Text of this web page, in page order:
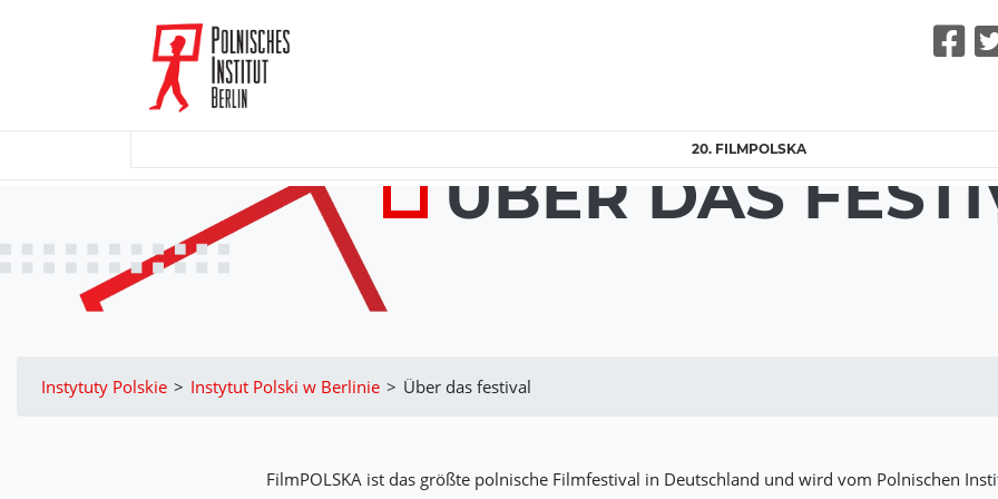
20. FILMPOLSKA
ÜBER DAS
Instytuty Polskie > Instytut Polski w Berlinie > Über das festival
FilmPOLSKA ist das größte polnische Filmfestival in Deutschland und wird vom Polnischen